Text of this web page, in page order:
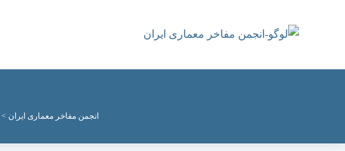
انجمن مفاخر معماری ایران >